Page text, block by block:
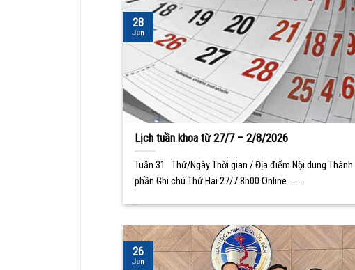
Lịch tuần khoa từ 27/7 – 2/8/2026
Tuần 31 Thứ/Ngày Thời gian / Địa điểm Nội dung Thành
phần Ghi chú Thứ Hai 27/7 8h00 Online ... ...
28
Jun
26
Jun